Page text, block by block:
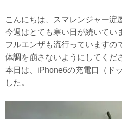
こんにちは、スマレンジャー淀
今週はとても寒い日が続いてい
フルエンザも流行っていますの
体調を崩さないようにしてくだ
本日は、iPhone6の充電口（ド
した。